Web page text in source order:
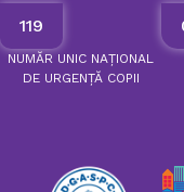
119
NUMĂR UNIC NAȚIONAL
DE URGENȚĂCOPII